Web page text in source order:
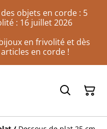
des objets en corde : 5
: 16 juillet 2026
en frivolité et dès
en corde !